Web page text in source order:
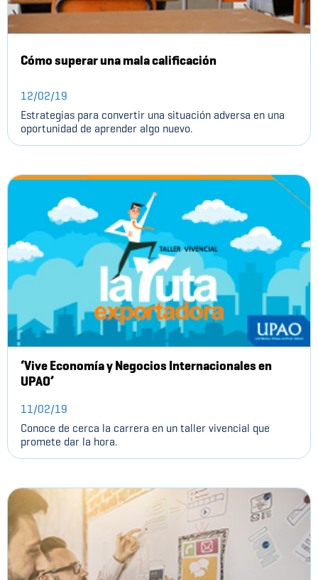
Cómo superar una mala calificación
12/02/19
Estrategias para convertir una situación adversa en una
oportunidad de aprender algo nuevo.
‘Vive Economía y Negocios Internacionales en
UPAO’
11/02/19
Conoce de cerca la carrera en un taller vivencial que
promete dar la hora.